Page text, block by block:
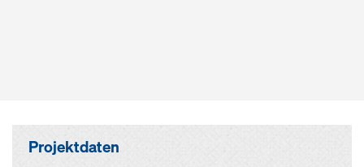
Projektdaten